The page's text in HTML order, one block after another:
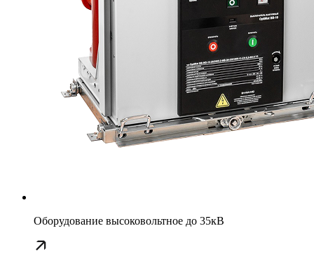
Оборудование высоковольтное до 35кВ